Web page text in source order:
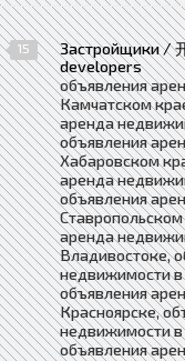
15
Застройщики /
developers
объявления
Камчатском
аренда
объявления
Хабаровском
аренда
объявления
аренда
Владивостоке,
недвижимости
объявления
Красноярске,
недвижимости
объявления